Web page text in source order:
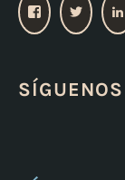
V
p
V
e
e